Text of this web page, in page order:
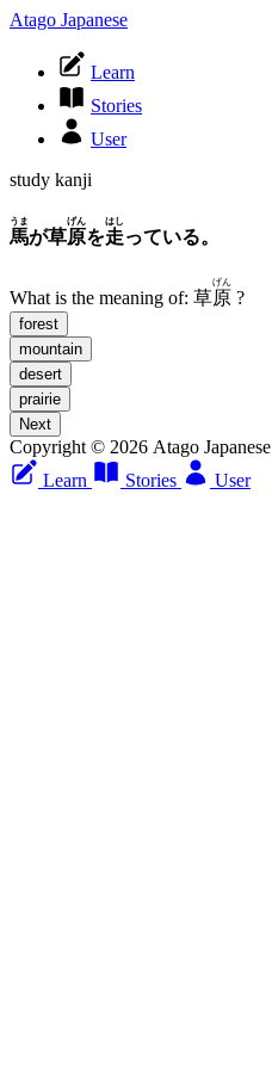
Atago Japanese
Learn
Stories
User
study kanji
馬
うま
が草原
げん
を走
はし
っている。
What is the meaning of: 草原
げん
?
forest
mountain
desert
prairie
Next
Copyright © 2026 Atago Japanese
Learn
Stories User